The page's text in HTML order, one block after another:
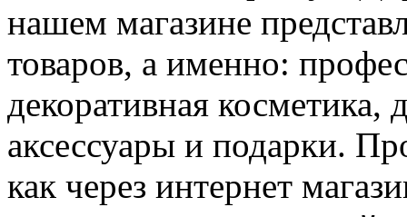
нашем магазине
товаров, а именно:
декоративная косметика,
аксессуары и подарки.
как через интернет